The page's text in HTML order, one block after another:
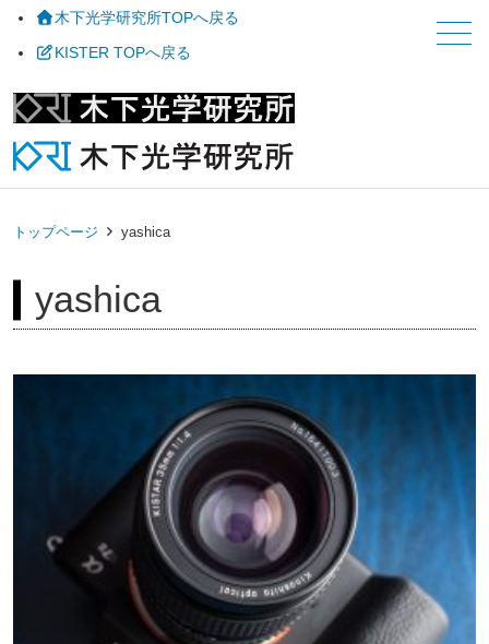
木下光学研究所TOPへ戻る
KISTER TOPへ戻る
トップページ yashica
yashica